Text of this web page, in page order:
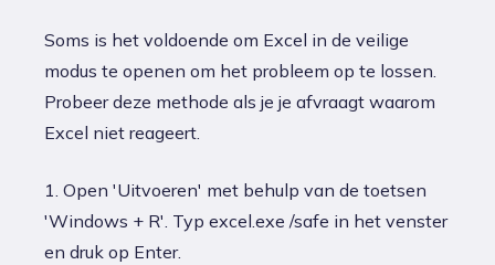
Soms is het voldoende om Excel in de veilige
modus te openen om het probleem op te lossen.
Probeer deze methode als je je afvraagt waarom
Excel niet reageert.
1. Open 'Uitvoeren' met behulp van de toetsen
'Windows + R'. Typ excel.exe /safe in het venster
en druk op Enter.